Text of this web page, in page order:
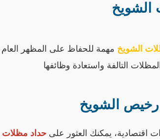
الشويخ
الشويخ مهمة للحفاظ على المظهر العام
الشويخ
اقتصادية، يمكنك العثور على حداد